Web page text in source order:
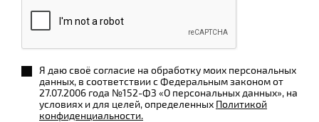
Я даю своё согласие на обработку моих персональных
данных, в соответствии с Федеральным законом от
27.07.2006 года №152-ФЗ «О персональных данных», на
условиях и для целей, определенных Политикой
конфиденциальности.